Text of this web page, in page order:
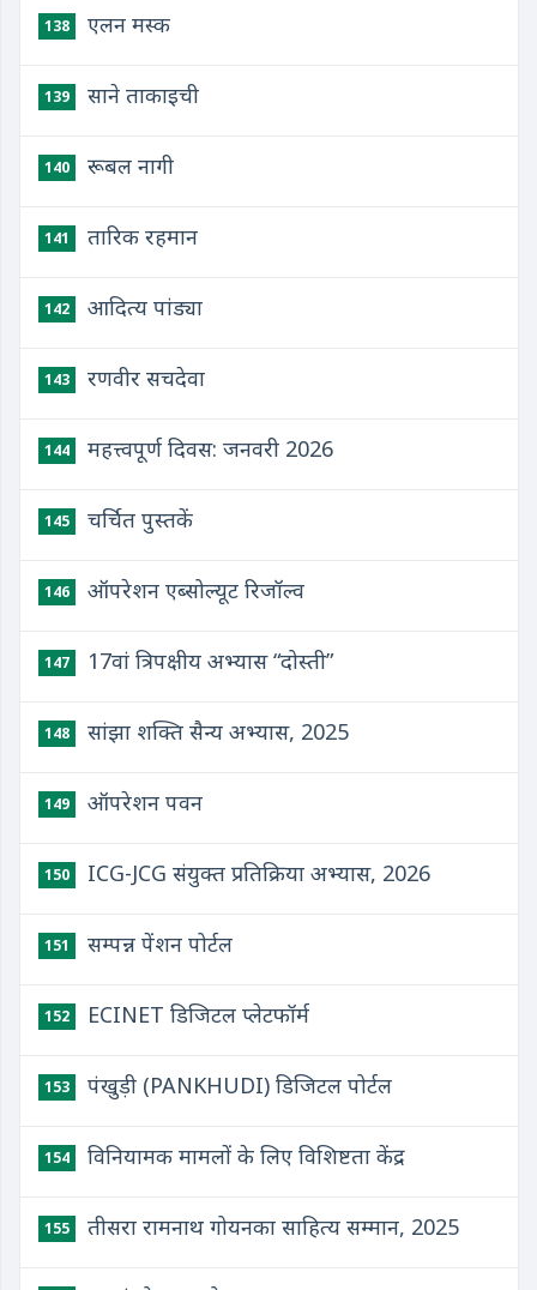
138 एलन मस्क
139 साने ताकाइची
140 रूबल नागी
141 तारिक रहमान
142 आदित्य पांड्या
143 रणवीर सचदेवा
144 महत्त्वपूर्ण दिवस: जनवरी 2026
145 चर्चित पुस्तकें
146 ऑपरेशन एब्सोल्यूट रिजॉल्व
147 17वां त्रिपक्षीय अभ्यास “दोस्‍ती”
148 सांझा शक्ति सैन्य अभ्यास, 2025
149 ऑपरेशन पवन
150 ICG-JCG संयुक्‍त प्रतिक्रिया अभ्‍यास, 2026
151 सम्पन्न पेंशन पोर्टल
152 ECINET डिजिटल प्लेटफॉर्म
153 पंखुड़ी (PANKHUDI) डिजिटल पोर्टल
154 विनियामक मामलों के लिए विशिष्टता केंद्र
155 तीसरा रामनाथ गोयनका साहित्य सम्मान, 2025